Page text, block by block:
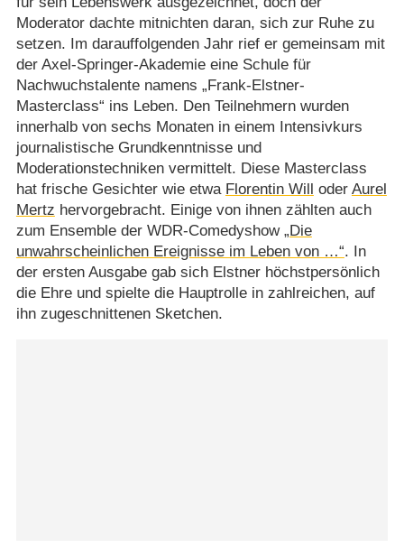
Moderator dachte mitnichten daran, sich zur Ruhe zu
setzen. Im darauffolgenden Jahr rief er gemeinsam mit
der Axel-Springer-Akademie eine Schule für
Nachwuchstalente namens „Frank-Elstner-
Masterclass“ ins Leben. Den Teilnehmern wurden
innerhalb von sechs Monaten in einem Intensivkurs
journalistische Grundkenntnisse und
Moderationstechniken vermittelt. Diese Masterclass
hat frische Gesichter wie etwa Florentin Will oder Aurel
Mertz hervorgebracht. Einige von ihnen zählten auch
zum Ensemble der WDR-Comedyshow „Die
unwahrscheinlichen Ereignisse im Leben von …“. In
der ersten Ausgabe gab sich Elstner höchstpersönlich
die Ehre und spielte die Hauptrolle in zahlreichen, auf
ihn zugeschnittenen Sketchen.